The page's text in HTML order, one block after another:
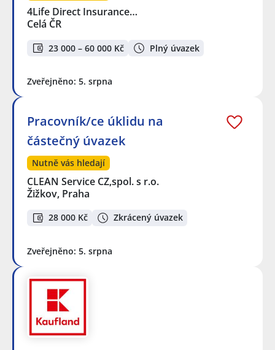
4Life Direct Insurance…
Celá ČR
23 000 – 60 000 Kč Plný úvazek
Zveřejněno: 5. srpna
Pracovník/ce úklidu na
částečný úvazek
Nutně vás hledají
CLEAN Service CZ,spol. s r.o.
Žižkov, Praha
28 000 Kč Zkrácený úvazek
Zveřejněno: 5. srpna